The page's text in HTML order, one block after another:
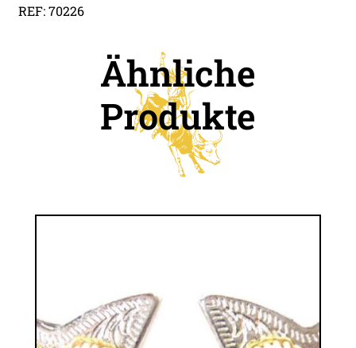
REF: 70226
Ähnliche
Produkte